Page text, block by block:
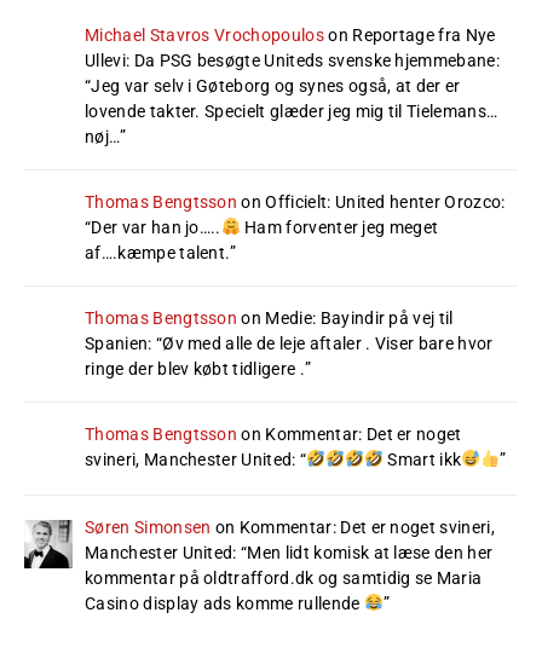
Michael Stavros Vrochopouloson Reportage fra Nye
Ullevi: Da PSG besøgte Uniteds svenske hjemmebane:
“Jeg var selv i Gøteborg og synes også, at der er
lovende takter. Specielt glæder jeg mig til Tielemans…
nøj…”
Thomas Bengtsson onOfficielt: United henter Orozco:
“Der var han jo…..
Ham forventer jeg meget
af….kæmpe talent.”
Thomas Bengtsson on Medie: Bayindir på vej til
Spanien: “Øv med alle de leje aftaler . Viser bare hvor
ringe der blev købt tidligere .”
Thomas Bengtsson on Kommentar: Det er noget
svineri, Manchester United: “ Smart ikk ”
Søren Simonsen on Kommentar: Det er noget svineri,
Manchester United: “Men lidt komisk at læse den her
kommentar på oldtrafford.dk og samtidig se Maria
Casino display ads komme rullende
”